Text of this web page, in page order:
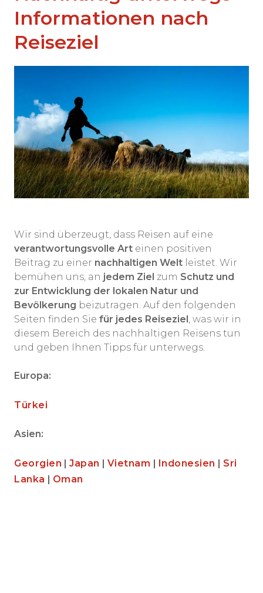
Informationen nach
Reiseziel
Wir sind überzeugt, dass Reisen auf eine
verantwortungsvolle Art einen positiven
Beitrag zu einer nachhaltigen Welt leistet. Wir
bemühen uns, an jedem Ziel zum Schutz und
zur Entwicklung der lokalen Natur und
Bevölkerung beizutragen. Auf den folgenden
Seiten finden Sie für jedes Reiseziel, was wir in
diesem Bereich des nachhaltigen Reisens tun
und geben Ihnen Tipps für unterwegs.
Europa:
Türkei
Asien:
Georgien | Japan | Vietnam | Indonesien | Sri
Lanka | Oman